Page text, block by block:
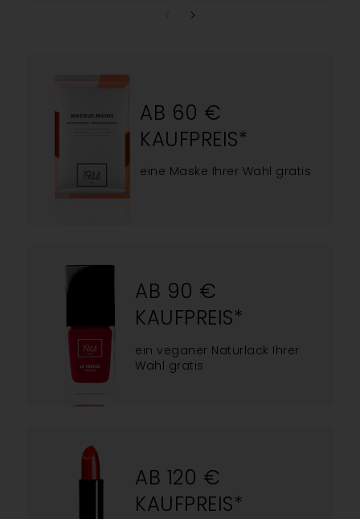
AB 60 €
KAUFPREIS*
eine Maske Ihrer Wahl gratis
AB 90 €
KAUFPREIS*
ein veganer Naturlack Ihrer
Wahl gratis
AB 120 €
KAUFPREIS*